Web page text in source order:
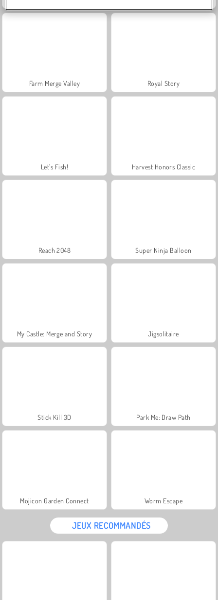
Farm Merge Valley Royal Story
Let's Fish! Harvest Honors Classic
Reach 2048 Super Ninja Balloon
My Castle: Merge and Story Jigsolitaire
Stick Kill 3D Park Me: Draw Path
Mojicon Garden Connect Worm Escape
JEUX RECOMMANDÉS